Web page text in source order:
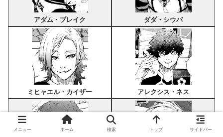
アダム・ブレイク ダダ・シウバ
ミヒャエル・カイザー アレクシス・ネス
メニュー ホーム 検索 トップ サイドバー